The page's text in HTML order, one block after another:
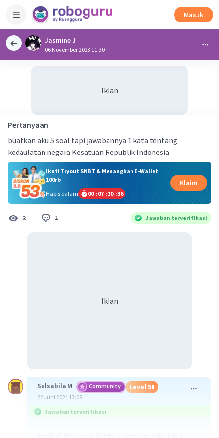
Masuk
Jasmine J
06 November 2023 11:30
Iklan
Pertanyaan
buatkan aku 5 soal tapi jawabannya 1 kata tentang
kedaulatan negara Kesatuan Republik Indonesia
Ikuti Tryout SNBT & Menangkan E-Wallet
100rb
Habis dalam
00 :07 :20 :35
Klaim
3 2 Jawaban terverifikasi
Iklan
Salsabila M Community Level 58
22 Juni 2024 13:08
Jawaban terverifikasi